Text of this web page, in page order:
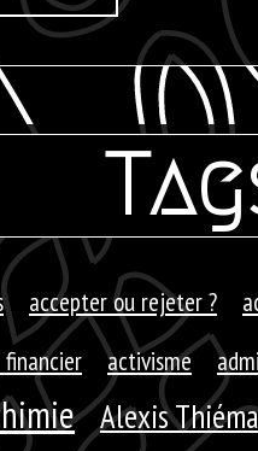
accepter ou rejeter ?
activisme
Alexis